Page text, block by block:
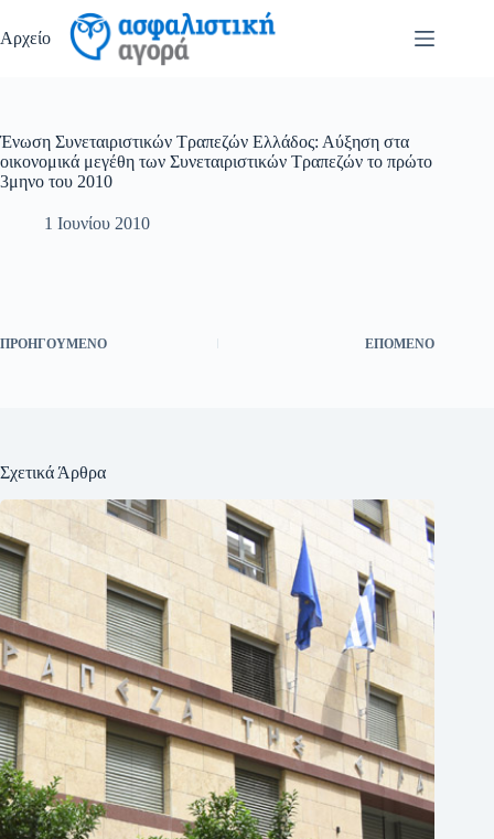
στο
περιεχόμενο
Αρχείο
Ένωση Συνεταιριστικών Τραπεζών Ελλάδος: Αύξηση στα
οικονομικά μεγέθη των Συνεταιριστικών Τραπεζών το πρώτο
3μηνο του 2010
1 Ιουνίου 2010
ΠΡΟΗΓΟΎΜΕΝΟ ΕΠΌΜΕΝΟ
Σχετικά Άρθρα